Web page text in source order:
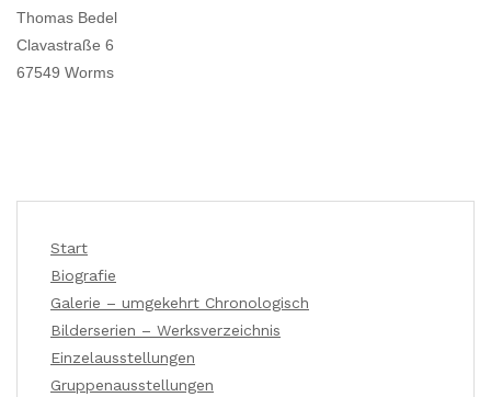
Thomas Bedel
Clavastraße 6
67549 Worms
Start
Biografie
Galerie – umgekehrt Chronologisch
Bilderserien – Werksverzeichnis
Einzelausstellungen
Gruppenausstellungen